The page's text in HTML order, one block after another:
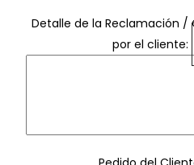
Detalle de la Reclamación /
por el cliente: